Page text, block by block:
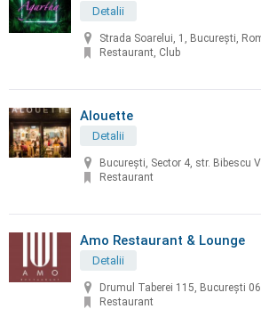
Detalii
Strada Soarelui, 1, Bucureşti,
Restaurant, Club
Alouette
Detalii
București, Sector 4, str. Bibescu
Restaurant
Amo Restaurant & Lounge
Detalii
Drumul Taberei 115, București
Restaurant